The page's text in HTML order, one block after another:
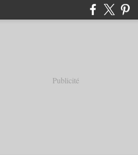
Publicité